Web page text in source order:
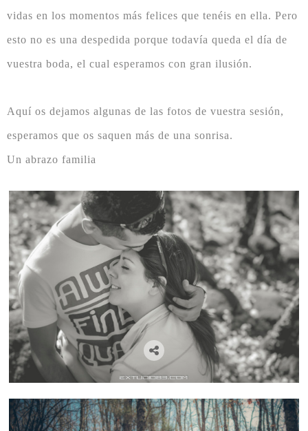
vidas en los momentos más felices que tenéis en ella. Pero
esto no es una despedida porque todavía queda el día de
vuestra boda, el cual esperamos con gran ilusión.
Aquí os dejamos algunas de las fotos de vuestra sesión,
esperamos que os saquen más de una sonrisa.
Un abrazo familia